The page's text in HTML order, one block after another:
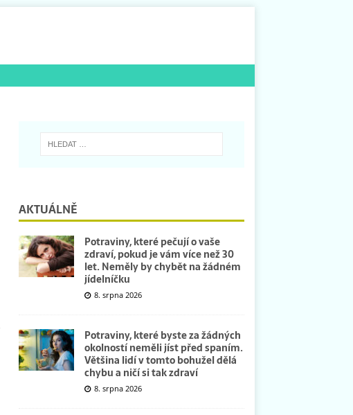
AKTUÁLNĚ
Potraviny, které pečují o vaše
zdraví, pokud je vám více než 30
let. Neměly by chybět na žádném
jídelníčku
8. srpna 2026
Potraviny, které byste za žádných
okolností neměli jíst před spaním.
Většina lidí v tomto bohužel dělá
chybu a ničí si tak zdraví
8. srpna 2026